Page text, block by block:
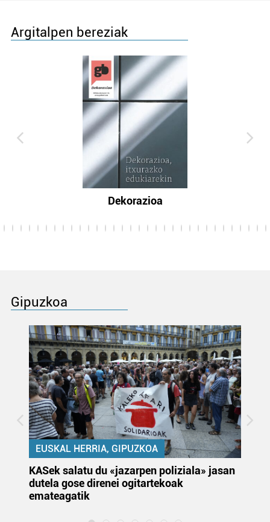
Argitalpen bereziak
Dekorazioa
Gipuzkoa
EUSKAL HERRIA, GIPUZKOA
KASek salatu du «jazarpen poliziala» jasan
dutela gose direnei ogitartekoak
emateagatik